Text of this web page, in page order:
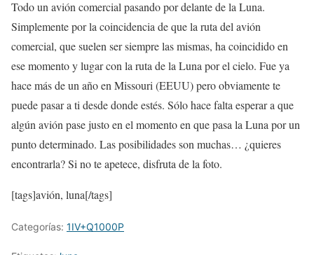
Todo un avión comercial pasando por delante de la Luna.
Simplemente por la coincidencia de que la ruta del avión
comercial, que suelen ser siempre las mismas, ha coincidido en
ese momento y lugar con la ruta de la Luna por el cielo. Fue ya
hace más de un año en Missouri (EEUU) pero obviamente te
puede pasar a ti desde donde estés. Sólo hace falta esperar a que
algún avión pase justo en el momento en que pasa la Luna por un
punto determinado. Las posibilidades son muchas… ¿quieres
encontrarla? Si no te apetece, disfruta de la foto.
[tags]avión, luna[/tags]
Categorías: 1IV+Q1000P